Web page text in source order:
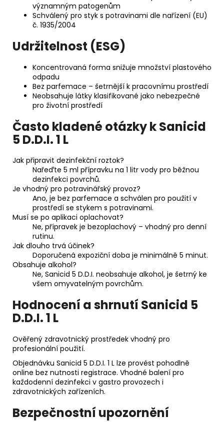
významným patogenům
Schválený pro styk s potravinami dle nařízení (EU)
č. 1935/2004
Udržitelnost (ESG)
Koncentrovaná forma snižuje množství plastového
odpadu
Bez parfemace – šetrnější k pracovnímu prostředí
Neobsahuje látky klasifikované jako nebezpečné
pro životní prostředí
Často kladené otázky k Sanicid
5 D.D.I. 1 L
Jak připravit dezinfekční roztok?
Nařeďte 5 ml přípravku na 1 litr vody pro běžnou
dezinfekci povrchů.
Je vhodný pro potravinářský provoz?
Ano, je bez parfemace a schválen pro použití v
prostředí se stykem s potravinami.
Musí se po aplikaci oplachovat?
Ne, přípravek je bezoplachový – vhodný pro denní
rutinu.
Jak dlouho trvá účinek?
Doporučená expoziční doba je minimálně 5 minut.
Obsahuje alkohol?
Ne, Sanicid 5 D.D.I. neobsahuje alkohol, je šetrný ke
všem omyvatelným povrchům.
Hodnocení a shrnutí Sanicid 5
D.D.I. 1 L
Ověřený zdravotnický prostředek vhodný pro
profesionální použití.
Objednávku Sanicid 5 D.D.I. 1 L lze provést pohodlně
online bez nutnosti registrace. Vhodné balení pro
každodenní dezinfekci v gastro provozech i
zdravotnických zařízeních.
Bezpečnostní upozornění